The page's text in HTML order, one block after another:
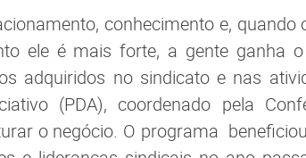
conhecimento e, quando
ele é mais forte, a gente ganha o
adquiridos no sindicato e nas
(PDA), coordenado pela
o negócio. O programa